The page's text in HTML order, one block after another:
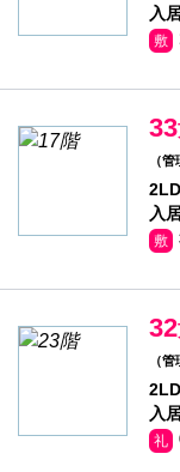
入
敷
33
（
入
敷
32
（
入
礼